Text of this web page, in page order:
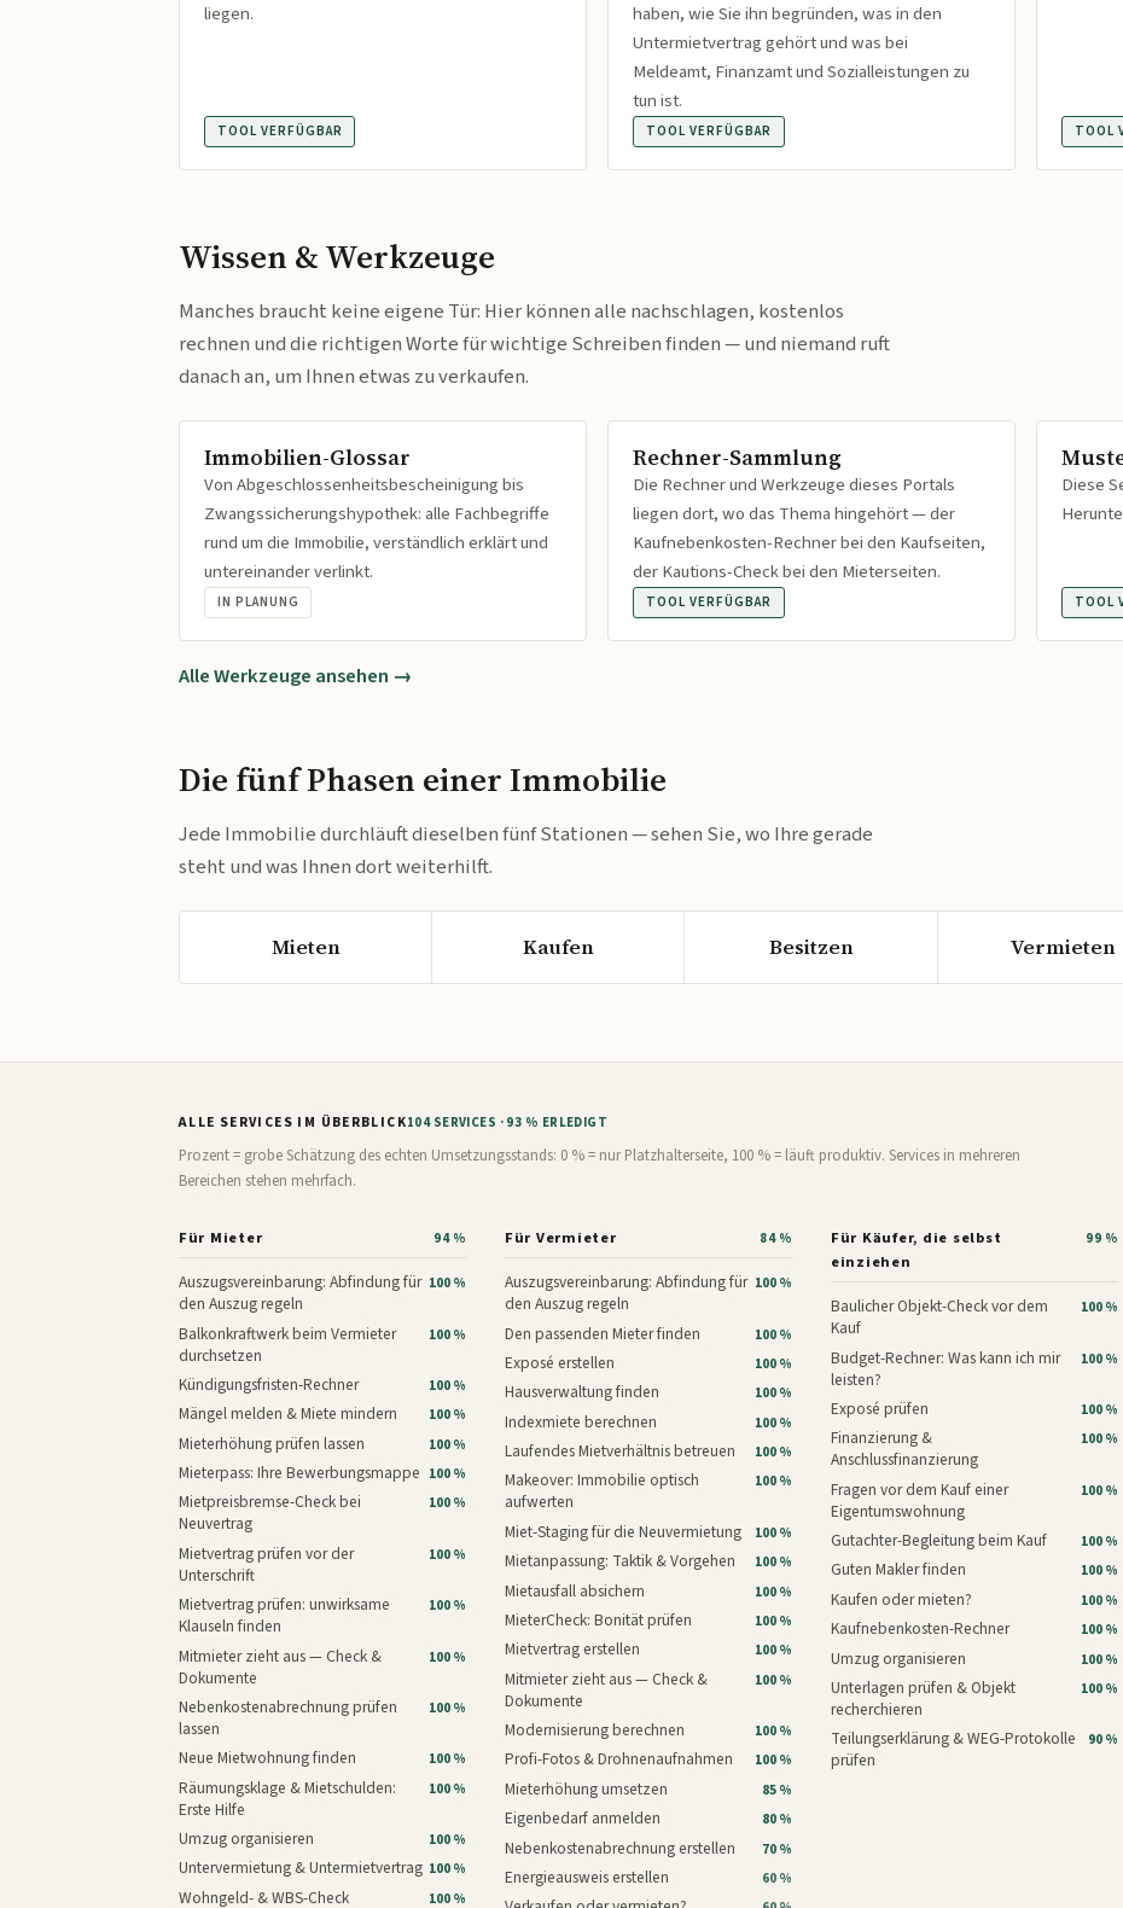
liegen.
TOOL VERFÜGBAR
haben, wie Sie ihn begründen, was in den
Untermietvertrag gehört und was bei
Meldeamt, Finanzamt und Sozialleistungen zu
tun ist.
TOOL VERFÜGBAR TOOL
Wissen & Werkzeuge
Manches braucht keine eigene Tür: Hier können alle nachschlagen, kostenlos
rechnen und die richtigen Worte für wichtige Schreiben finden — und niemand ruft
danach an, um Ihnen etwas zu verkaufen.
Immobilien-Glossar
Von Abgeschlossenheitsbescheinigung bis
Zwangssicherungshypothek: alle Fachbegriffe
rund um die Immobilie, verständlich erklärt und
untereinander verlinkt.
IN PLANUNG
Rechner-Sammlung
Die Rechner und Werkzeuge dieses Portals
liegen dort, wo das Thema hingehört — der
Kaufnebenkosten-Rechner bei den Kaufseiten,
der Kautions-Check bei den Mieterseiten.
TOOL VERFÜGBAR
Diese
TOOL
Alle Werkzeuge ansehen →
Die fünf Phasen einer Immobilie
Jede Immobilie durchläuft dieselben fünf Stationen — sehen Sie, wo Ihre gerade
steht und was Ihnen dort weiterhilft.
Mieten Kaufen Besitzen Vermieten
ALLE SERVICES IM ÜBERBLICK104 SERVICES · 93 % ERLEDIGT
Prozent = grobe Schätzung des echten Umsetzungsstands: 0 % = nur Platzhalterseite, 100 % = läuft produktiv. Services in mehreren
Bereichen stehen mehrfach.
Für Mieter 94 %
Auszugsvereinbarung: Abfindung für
den Auszug regeln
100 %
Balkonkraftwerk beim Vermieter
durchsetzen
100 %
Kündigungsfristen-Rechner 100 %
Mängel melden & Miete mindern 100 %
Mieterhöhung prüfen lassen 100 %
Mieterpass: Ihre Bewerbungsmappe 100 %
Mietpreisbremse-Check bei
Neuvertrag
100 %
Mietvertrag prüfen vor der
Unterschrift
100 %
Mietvertrag prüfen: unwirksame
Klauseln finden
100 %
Mitmieter zieht aus — Check &
Dokumente
100 %
Nebenkostenabrechnung prüfen
lassen
100 %
Neue Mietwohnung finden 100 %
Räumungsklage & Mietschulden:
Erste Hilfe
100 %
Umzug organisieren 100 %
Untervermietung & Untermietvertrag 100 %
Wohngeld- & WBS-Check 100 %
Für Vermieter 84 %
Auszugsvereinbarung: Abfindung für
den Auszug regeln
100 %
Den passenden Mieter finden 100 %
Exposé erstellen 100 %
Hausverwaltung finden 100 %
Indexmiete berechnen 100 %
Laufendes Mietverhältnis betreuen 100 %
Makeover: Immobilie optisch
aufwerten
100 %
Miet-Staging für die Neuvermietung 100 %
Mietanpassung: Taktik & Vorgehen 100 %
Mietausfall absichern 100 %
MieterCheck: Bonität prüfen 100 %
Mietvertrag erstellen 100 %
Mitmieter zieht aus — Check &
Dokumente
100 %
Modernisierung berechnen 100 %
Profi-Fotos & Drohnenaufnahmen 100 %
Mieterhöhung umsetzen 85 %
Eigenbedarf anmelden 80 %
Nebenkostenabrechnung erstellen 70 %
Energieausweis erstellen 60 %
Für Käufer, die selbst
einziehen
99 %
Baulicher Objekt-Check vor dem
Kauf
100 %
Budget-Rechner: Was kann ich mir
leisten?
100 %
Exposé prüfen 100 %
Finanzierung &
Anschlussfinanzierung
100 %
Fragen vor dem Kauf einer
Eigentumswohnung
100 %
Gutachter-Begleitung beim Kauf 100 %
Guten Makler finden 100 %
Kaufen oder mieten? 100 %
Kaufnebenkosten-Rechner 100 %
Umzug organisieren 100 %
Unterlagen prüfen & Objekt
recherchieren
100 %
Teilungserklärung & WEG-Protokolle
prüfen
90 %